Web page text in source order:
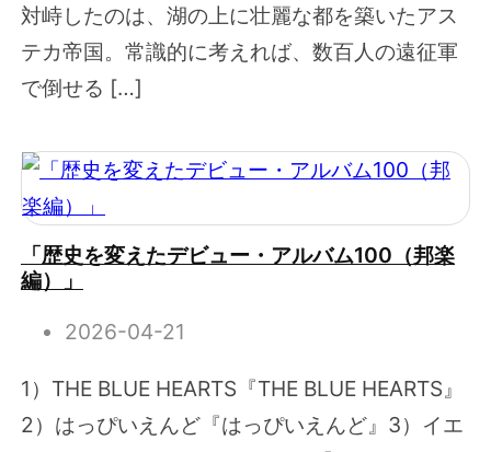
対峙したのは、湖の上に壮麗な都を築いたアス
テカ帝国。常識的に考えれば、数百人の遠征軍
で倒せる […]
「歴史を変えたデビュー・アルバム100（邦楽
編）」
2026-04-21
1）THE BLUE HEARTS『THE BLUE HEARTS』
2）はっぴいえんど『はっぴいえんど』3）イエ